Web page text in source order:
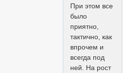
При этом все
было
приятно,
тактично, как
впрочем и
всегда под
ней. На рост